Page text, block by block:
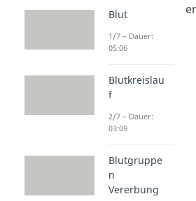
kannst sie
sehen.
Blut
1/7 – Dauer:
05:06
Blutkreislau
f
2/7 – Dauer:
03:09
Blutgruppe
n
Vererbung